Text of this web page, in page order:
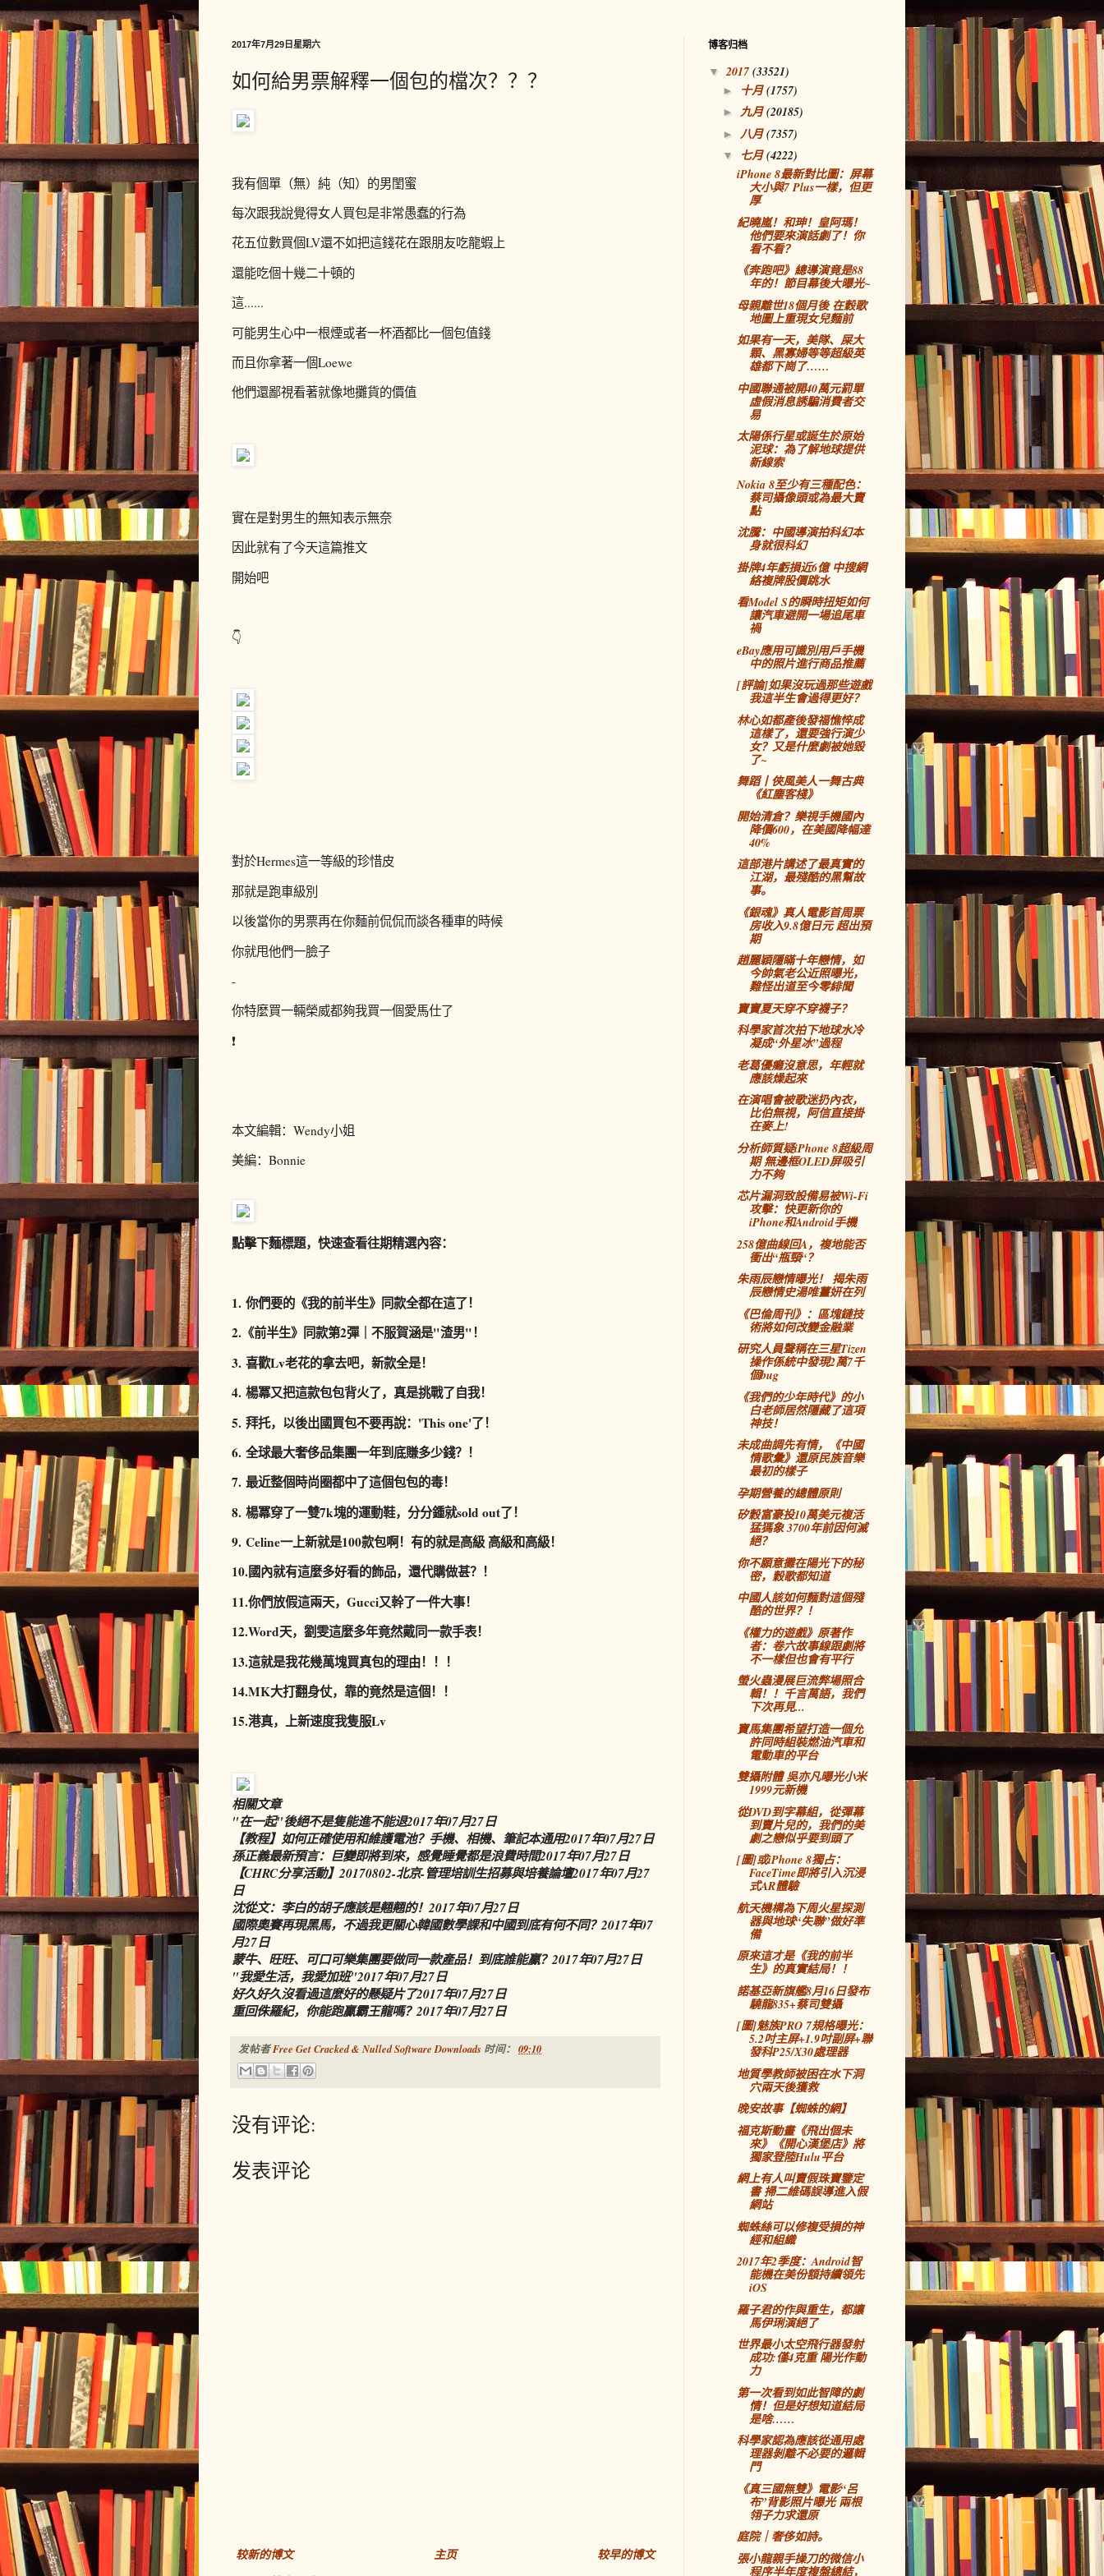
2017年7月29日星期六
如何給男票解釋一個包的檔次？？？
我有個單（無）純（知）的男閨蜜
每次跟我說覺得女人買包是非常愚蠢的行為
花五位數買個LV還不如把這錢花在跟朋友吃龍蝦上
還能吃個十幾二十頓的
這......
可能男生心中一根煙或者一杯酒都比一個包值錢
而且你拿著一個Loewe
他們還鄙視看著就像地攤貨的價值
實在是對男生的無知表示無奈
因此就有了今天這篇推文
開始吧
👇
對於Hermes這一等級的珍惜皮
那就是跑車級別
以後當你的男票再在你麵前侃侃而談各種車的時候
你就甩他們一臉子
-
你特麼買一輛榮威都夠我買一個愛馬仕了
❗️
本文編輯：Wendy小姐
美編：Bonnie
點擊下麵標題，快速查看往期精選內容：
1. 你們要的《我的前半生》同款全都在這了！
2.《前半生》同款第2彈｜不服賀涵是"渣男"！
3. 喜歡Lv老花的拿去吧，新款全是！
4. 楊冪又把這款包包背火了，真是挑戰了自我！
5. 拜托，以後出國買包不要再說：'This one'了！
6. 全球最大奢侈品集團一年到底賺多少錢？！
7. 最近整個時尚圈都中了這個包包的毒！
8. 楊冪穿了一雙7k塊的運動鞋，分分鍾就sold out了！
9. Celine一上新就是100款包啊！有的就是高級 高級和高級！
10.國內就有這麼多好看的飾品，還代購做甚？！
11.你們放假這兩天，Gucci又幹了一件大事！
12.Word天，劉雯這麼多年竟然戴同一款手表！
13.這就是我花幾萬塊買真包的理由！！！
14.MK大打翻身仗，靠的竟然是這個！！
15.港真， 上新速度我隻服Lv
相關文章
"在一起"後絕不是隻能進不能退2017年07月27日
【教程】如何正確使用和維護電池？手機、相機、筆記本通用2017年07月27日
孫正義最新預言：巨變即將到來，感覺睡覺都是浪費時間2017年07月27日
【CHRC分享活動】20170802-北京-管理培訓生招募與培養論壇2017年07月27
日
沈從文：李白的胡子應該是翹翹的！2017年07月27日
國際奧賽再現黑馬，不過我更關心韓國數學課和中國到底有何不同？2017年07
月27日
蒙牛、旺旺、可口可樂集團要做同一款產品！到底誰能贏？2017年07月27日
"我愛生活，我愛加班"2017年07月27日
好久好久沒看過這麼好的懸疑片了2017年07月27日
重回侏羅紀，你能跑贏霸王龍嗎？2017年07月27日
发帖者Free Get Cracked & Nulled Software Downloads 时间： 09:10
没有评论:
发表评论
较新的博文 较早的博文
主页
博客归档
▼ 2017(33521)
► 十月(1757)
► 九月(20185)
► 八月(7357)
▼ 七月(4222)
iPhone 8最新對比圖：屏幕
大小與7 Plus一樣，但更
厚
紀曉嵐！和珅！皇阿瑪！
他們要來演話劇了！你
看不看？
《奔跑吧》總導演竟是88
年的！節目幕後大曝光~
母親離世18個月後 在穀歌
地圖上重現女兒麵前
如果有一天，美隊、屎大
顆、黑寡婦等等超級英
雄都下崗了……
中國聯通被開40萬元罰單
虛假消息誘騙消費者交
易
太陽係行星或誕生於原始
泥球：為了解地球提供
新線索
Nokia 8至少有三種配色：
蔡司攝像頭或為最大賣
點
沈騰：中國導演拍科幻本
身就很科幻
掛牌4年虧損近6億 中搜網
絡複牌股價跳水
看Model S的瞬時扭矩如何
讓汽車避開一場追尾車
禍
eBay應用可識別用戶手機
中的照片進行商品推薦
[評論]如果沒玩過那些遊戲
我這半生會過得更好？
林心如都產後發福憔悴成
這樣了，還要強行演少
女？又是什麼劇被她毀
了~
舞蹈丨俠風美人一舞古典
《紅塵客棧》
開始清倉？樂視手機國內
降價600，在美國降幅達
40%
這部港片講述了最真實的
江湖，最殘酷的黑幫故
事。
《銀魂》真人電影首周票
房收入9.8億日元 超出預
期
趙麗穎隱瞞十年戀情，如
今帥氣老公近照曝光，
難怪出道至今零緋聞
寶寶夏天穿不穿襪子？
科學家首次拍下地球水冷
凝成“外星冰”過程
老葛優癱沒意思，年輕就
應該燥起來
在演唱會被歌迷扔內衣，
比伯無視，阿信直接掛
在麥上!
分析師質疑iPhone 8超級周
期 無邊框OLED屏吸引
力不夠
芯片漏洞致設備易被Wi-Fi
攻擊：快更新你的
iPhone和Android手機
258億曲線回A，複地能否
衝出“瓶頸“？
朱雨辰戀情曝光！ 揭朱雨
辰戀情史湯唯薑妍在列
《巴倫周刊》：區塊鏈技
術將如何改變金融業
研究人員聲稱在三星Tizen
操作係統中發現2萬7千
個bug
《我們的少年時代》的小
白老師居然隱藏了這項
神技！
未成曲調先有情，《中國
情歌彙》還原民族音樂
最初的樣子
孕期營養的總體原則
矽穀富豪投10萬美元複活
猛獁象 3700年前因何滅
絕？
你不願意攤在陽光下的秘
密，穀歌都知道
中國人該如何麵對這個殘
酷的世界？！
《權力的遊戲》原著作
者：卷六故事線跟劇將
不一樣但也會有平行
螢火蟲漫展巨流弊場照合
輯！！千言萬語，我們
下次再見...
寶馬集團希望打造一個允
許同時組裝燃油汽車和
電動車的平台
雙攝附體 吳亦凡曝光小米
1999元新機
從DVD到字幕組，從彈幕
到賣片兒的，我們的美
劇之戀似乎要到頭了
[圖]或iPhone 8獨占：
FaceTime即將引入沉浸
式AR體驗
航天機構為下周火星探測
器與地球“失聯”做好準
備
原來這才是《我的前半
生》的真實結局！！
諾基亞新旗艦8月16日發布
驍龍835+蔡司雙攝
[圖]魅族PRO 7規格曝光：
5.2吋主屏+1.9吋副屏+聯
發科P25/X30處理器
地質學教師被困在水下洞
穴兩天後獲救
晚安故事【蜘蛛的網】
福克斯動畫《飛出個未
來》《開心漢堡店》將
獨家登陸Hulu平台
網上有人叫賣假珠寶鑒定
書 掃二維碼誤導進入假
網站
蜘蛛絲可以修複受損的神
經和組織
2017年2季度：Android智
能機在美份額持續領先
iOS
羅子君的作與重生，都讓
馬伊琍演絕了
世界最小太空飛行器發射
成功:僅4克重 陽光作動
力
第一次看到如此智障的劇
情！但是好想知道結局
是啥……
科學家認為應該從通用處
理器剝離不必要的邏輯
門
《真三國無雙》電影“呂
布”背影照片曝光 兩根
翎子力求還原
庭院｜奢侈如詩。
張小龍親手操刀的微信小
程序半年度複盤總結，